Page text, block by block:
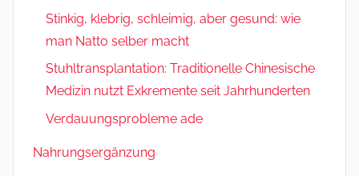
Stinkig, klebrig, schleimig, aber gesund: wie
man Natto selber macht
Stuhltransplantation: Traditionelle Chinesische
Medizin nutzt Exkremente seit Jahrhunderten
Verdauungsprobleme ade
Nahrungsergänzung